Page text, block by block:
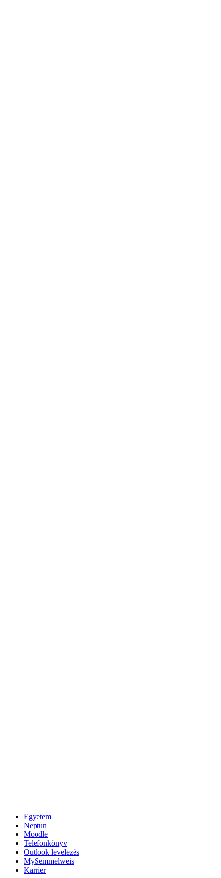
Egyetem
Neptun
Moodle
Telefonkönyv
Outlook levelezés
MySemmelweis
Karrier